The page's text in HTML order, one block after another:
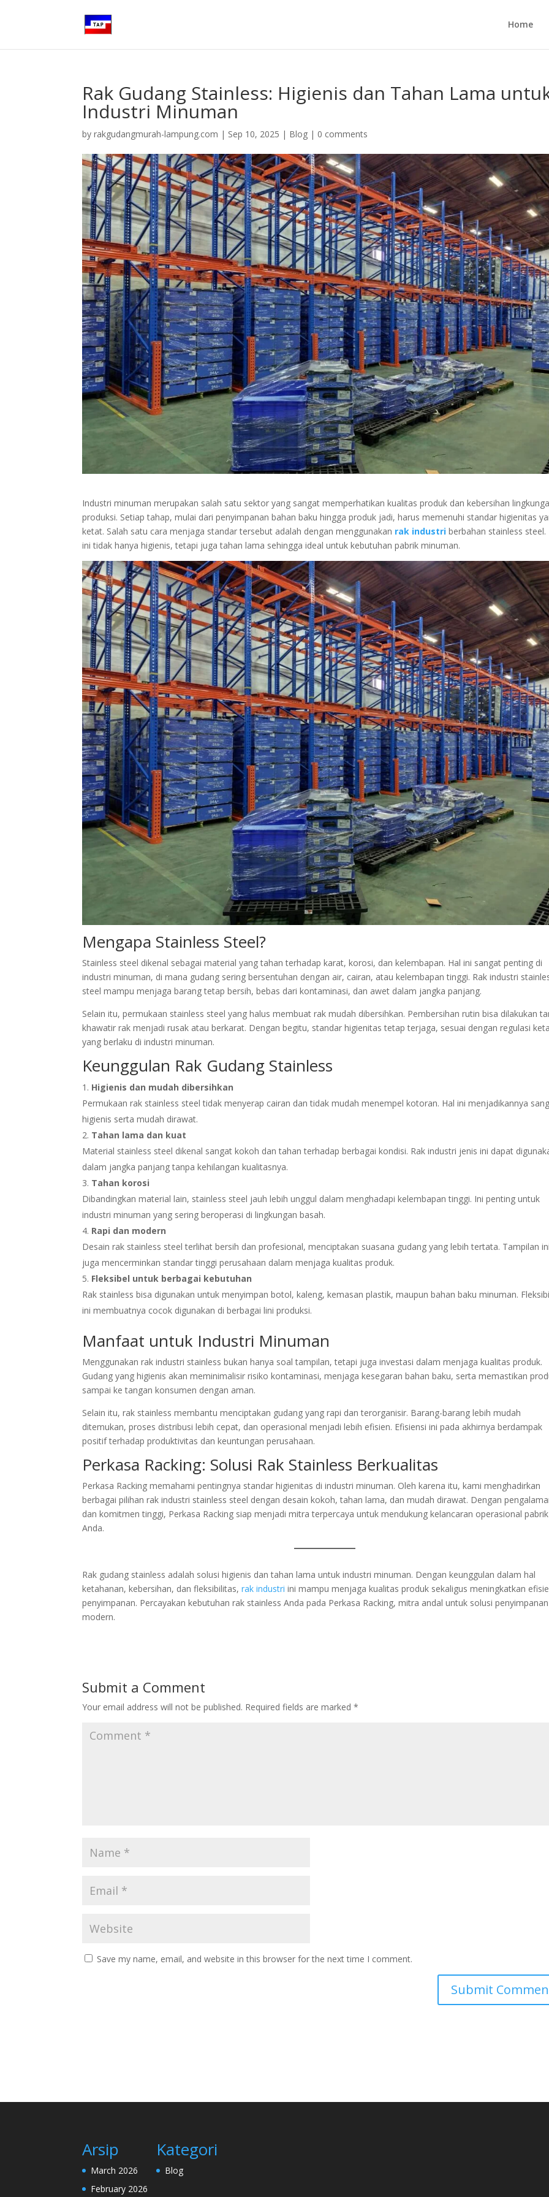
Home
Rak Gudang Stainless: Higienis dan Tahan Lama
Industri Minuman
byrakgudangmurah-lampung.com | Sep 10, 2025 | Blog | 0 comments
Industri minuman merupakan salah satu sektor yang sangat memperhatikan kualitas produk dan kebersihan
produksi. Setiap tahap, mulai dari penyimpanan bahan baku hingga produk jadi, harus memenuhi standar higienitas
ketat. Salah satu cara menjaga standar tersebut adalah dengan menggunakan rak industri berbahan stainless steel.
ini tidak hanya higienis, tetapi juga tahan lama sehingga ideal untuk kebutuhan pabrik minuman.
Mengapa Stainless Steel?
Stainless steel dikenal sebagai material yang tahan terhadap karat, korosi, dan kelembapan. Hal ini sangat penting di
industri minuman, di mana gudang sering bersentuhan dengan air, cairan, atau kelembapan tinggi. Rak industri
steel mampu menjaga barang tetap bersih, bebas dari kontaminasi, dan awet dalam jangka panjang.
Selain itu, permukaan stainless steel yang halus membuat rak mudah dibersihkan. Pembersihan rutin bisa dilakukan
khawatir rak menjadi rusak atau berkarat. Dengan begitu, standar higienitas tetap terjaga, sesuai dengan regulasi
yang berlaku di industri minuman.
Keunggulan Rak Gudang Stainless
Higienis dan mudah dibersihkan
Permukaan rak stainless steel tidak menyerap cairan dan tidak mudah menempel kotoran. Hal ini menjadikannya
higienis serta mudah dirawat.
Tahan lama dan kuat
Material stainless steel dikenal sangat kokoh dan tahan terhadap berbagai kondisi. Rak industri jenis ini dapat
dalam jangka panjang tanpa kehilangan kualitasnya.
Tahan korosi
Dibandingkan material lain, stainless steel jauh lebih unggul dalam menghadapi kelembapan tinggi. Ini penting untuk
industri minuman yang sering beroperasi di lingkungan basah.
Rapi dan modern
Desain rak stainless steel terlihat bersih dan profesional, menciptakan suasana gudang yang lebih tertata. Tampilan ini
juga mencerminkan standar tinggi perusahaan dalam menjaga kualitas produk.
Fleksibel untuk berbagai kebutuhan
Rak stainless bisa digunakan untuk menyimpan botol, kaleng, kemasan plastik, maupun bahan baku minuman.
ini membuatnya cocok digunakan di berbagai lini produksi.
Manfaat untuk Industri Minuman
Menggunakan rak industri stainless bukan hanya soal tampilan, tetapi juga investasi dalam menjaga kualitas produk.
Gudang yang higienis akan meminimalisir risiko kontaminasi, menjaga kesegaran bahan baku, serta memastikan
sampai ke tangan konsumen dengan aman.
Selain itu, rak stainless membantu menciptakan gudang yang rapi dan terorganisir. Barang-barang lebih mudah
ditemukan, proses distribusi lebih cepat, dan operasional menjadi lebih efisien. Efisiensi ini pada akhirnya berdampak
positif terhadap produktivitas dan keuntungan perusahaan.
Perkasa Racking: Solusi Rak Stainless Berkualitas
Perkasa Racking memahami pentingnya standar higienitas di industri minuman. Oleh karena itu, kami menghadirkan
berbagai pilihan rak industri stainless steel dengan desain kokoh, tahan lama, dan mudah dirawat. Dengan
dan komitmen tinggi, Perkasa Racking siap menjadi mitra terpercaya untuk mendukung kelancaran operasional pabrik
Anda.
Rak gudang stainless adalah solusi higienis dan tahan lama untuk industri minuman. Dengan keunggulan dalam hal
ketahanan, kebersihan, dan fleksibilitas,rak industri ini mampu menjaga kualitas produk sekaligus meningkatkan
penyimpanan. Percayakan kebutuhan rak stainless Anda pada Perkasa Racking, mitra andal untuk solusi penyimpanan
modern.
Submit a Comment
Your email address will not be published. Required fields are marked*
Save my name, email, and website in this browser for the next time I comment.
Arsip
March 2026
February 2026
Kategori
Blog